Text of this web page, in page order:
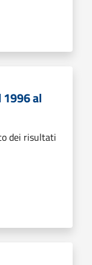
al
dei risultati